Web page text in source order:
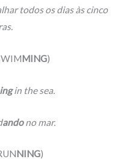
todos os dias às cinco
MING)
in the sea.
andono mar.
NING)